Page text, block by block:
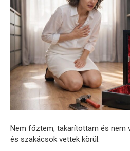
Nem főztem, takarítottam és nem
és szakácsok vettek körül.